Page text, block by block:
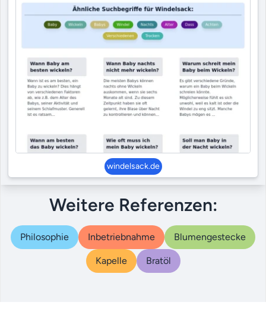
windelsack.de
Weitere Referenzen:
Philosophie Inbetriebnahme Blumengestecke
Kapelle Bratöl